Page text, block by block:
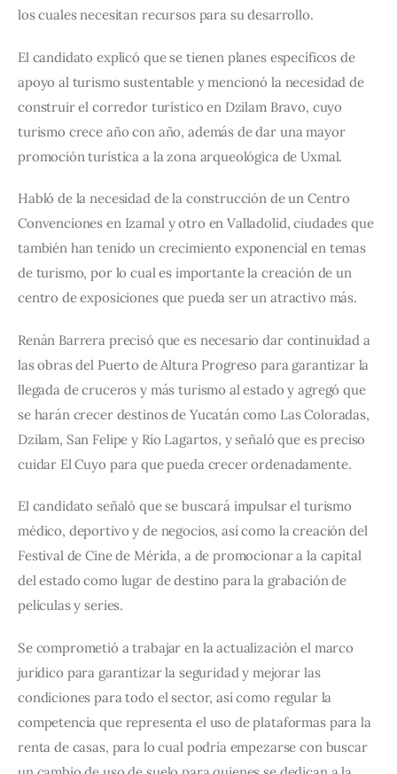
los cuales necesitan recursos para su desarrollo.
El candidato explicó que se tienen planes específicos de
apoyo al turismo sustentable y mencionó la necesidad de
construir el corredor turístico en Dzilam Bravo, cuyo
turismo crece año con año, además de dar una mayor
promoción turística a la zona arqueológica de Uxmal.
Habló de la necesidad de la construcción de un Centro
Convenciones en Izamal y otro en Valladolid, ciudades que
también han tenido un crecimiento exponencial en temas
de turismo, por lo cual es importante la creación de un
centro de exposiciones que pueda ser un atractivo más.
Renán Barrera precisó que es necesario dar continuidad a
las obras del Puerto de Altura Progreso para garantizar la
llegada de cruceros y más turismo al estado y agregó que
se harán crecer destinos de Yucatán como Las Coloradas,
Dzilam, San Felipe y Río Lagartos, y señaló que es preciso
cuidar El Cuyo para que pueda crecer ordenadamente.
El candidato señaló que se buscará impulsar el turismo
médico, deportivo y de negocios, así como la creación del
Festival de Cine de Mérida, a de promocionar a la capital
del estado como lugar de destino para la grabación de
películas y series.
Se comprometió a trabajar en la actualización el marco
jurídico para garantizar la seguridad y mejorar las
condiciones para todo el sector, así como regular la
competencia que representa el uso de plataformas para la
renta de casas, para lo cual podría empezarse con buscar